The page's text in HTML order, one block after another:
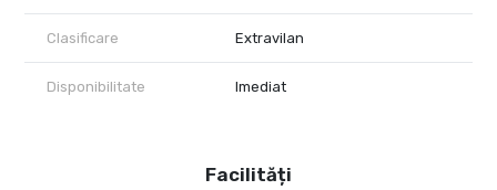
Clasificare Extravilan
Disponibilitate Imediat
Facilități